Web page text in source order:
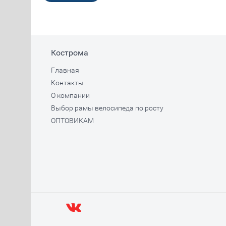
Кострома
Главная
Контакты
О компании
Выбор рамы велосипеда по росту
ОПТОВИКАМ